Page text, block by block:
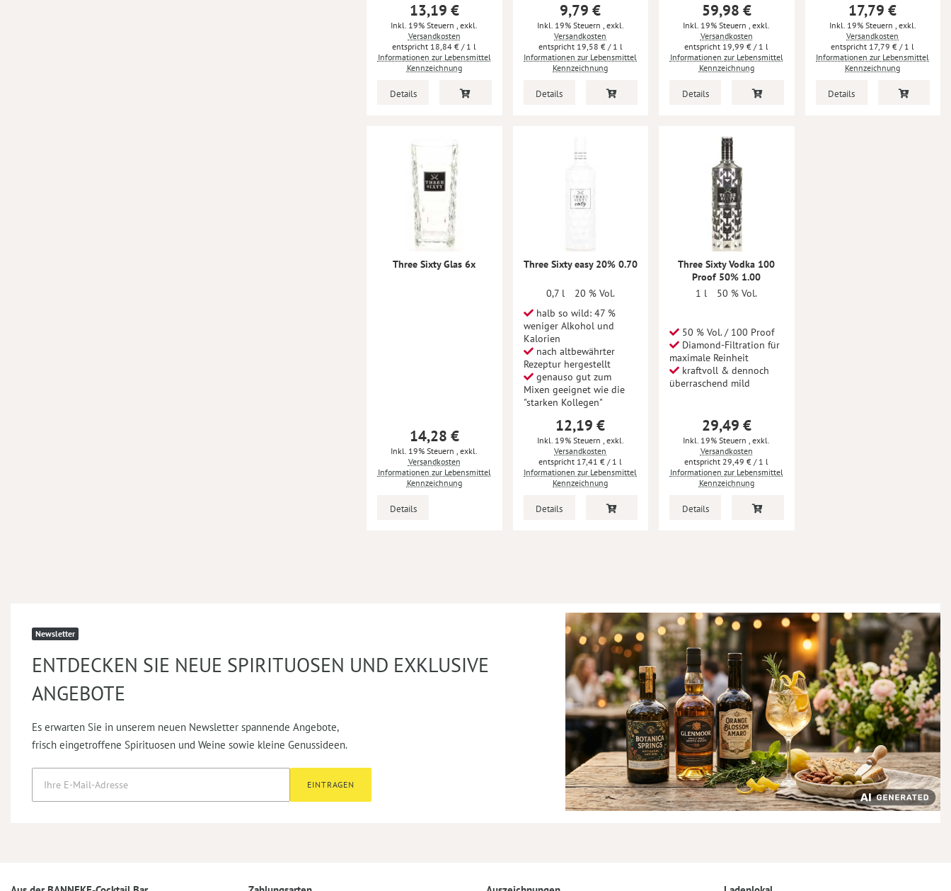
13,19 €
Inkl. 19% Steuern, exkl.
Versandkosten
18,84 € / 1 l
Informationen zur Lebensmittel
Kennzeichnung
Details
9,79 €
Inkl. 19% Steuern , exkl.
Versandkosten
19,58 €/ 1 l
Informationen zur Lebensmittel
Kennzeichnung
Details
59,98 €
Inkl. 19% Steuern, exkl.
Versandkosten
19,99 € / 1 l
Informationen zur Lebensmittel
Kennzeichnung
Details
17,79 €
Inkl. 19% Steuern , exkl.
Versandkosten
17,79 € / 1 l
Informationen zur Lebensmittel
Kennzeichnung
Details
Three Sixty Glas 6x
14,28 €
Inkl. 19% Steuern
exkl.
Versandkosten
Informationen zur Lebensmittel
Kennzeichnung
Details
Three Sixty easy 20% 0.70
0,7 l
20 % Vol.
halb so wild: 47 %
weniger Alkohol und
Kalorien
nach altbewährter
Rezeptur hergestellt
genauso gut zum
Mixen geeignet wie die
"starken Kollegen"
12,19 €
Inkl. 19% Steuern exkl.
Versandkosten
17,41 € / 1 l
Informationen zur Lebensmittel
Kennzeichnung
Details
Three Sixty Vodka 100
Proof 50% 1.00
1 l
50 % Vol.
50 % Vol. / 100 Proof
Diamond-Filtration für
maximale Reinheit
kraftvoll & dennoch
überraschend mild
29,49 €
Inkl. 19% Steuern
exkl.
Versandkosten
29,49 € / 1 l
Informationen zur Lebensmittel
Kennzeichnung
Details
Newsletter
ENTDECKEN SIE NEUE SPIRITUOSEN UND EXKLUSIVE
ANGEBOTE
Es erwarten Sie in unserem neuen Newsletter spannende Angebote,
frisch eingetroffene Spirituosen und Weine sowie kleine Genussideen.
EINTRAGEN